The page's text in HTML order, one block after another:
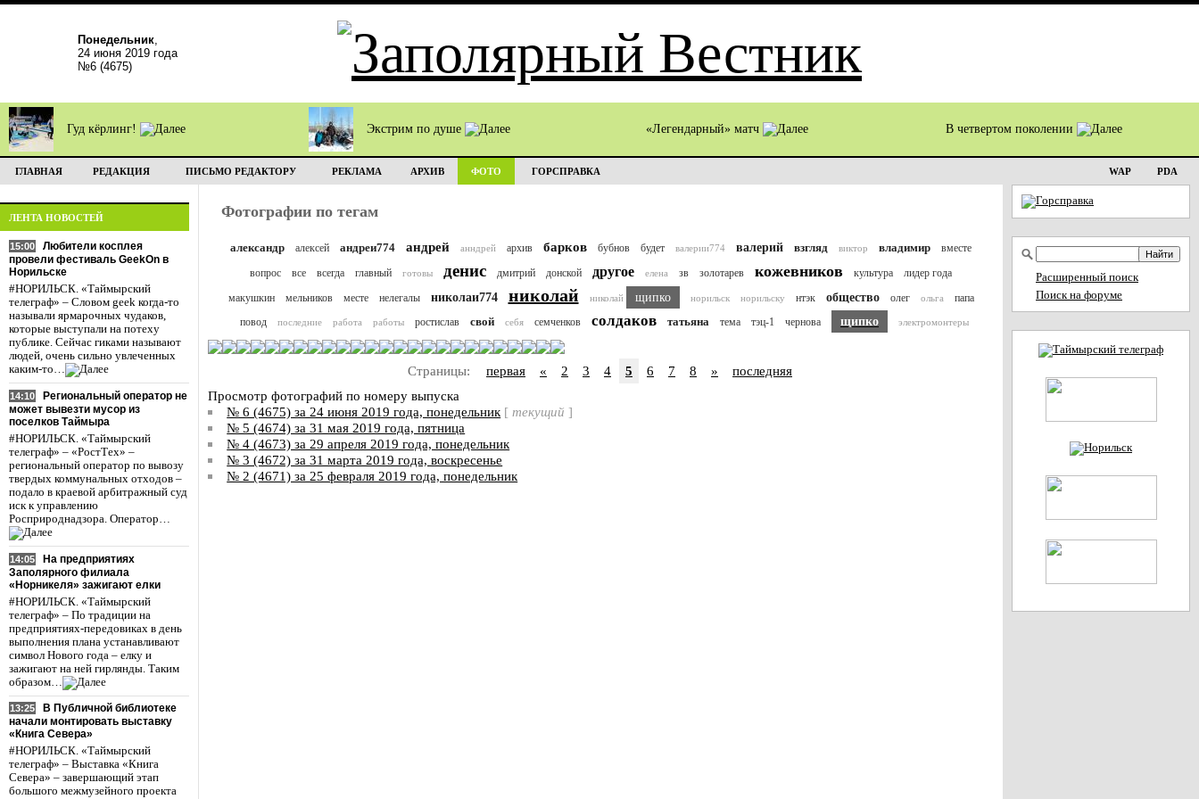
Понедельник,
24 июня 2019 года
№6 (4675)
Гуд кёрлинг! Экстрим по душе «Легендарный» матч В четвертом поколении
ГЛАВНАЯ РЕДАКЦИЯ ПИСЬМО РЕДАКТОРУ РЕКЛАМА АРХИВ ФОТО ГОРСПРАВКА WAP PDA
ЛЕНТА НОВОСТЕЙ
15:00
Любители косплея
провели фестиваль GeekOn в
Норильске
#НОРИЛЬСК. «Таймырский
телеграф» – Словом geek когда-то
называли ярмарочных чудаков,
которые выступали на потеху
публике. Сейчас гиками называют
людей, очень сильно увлеченных
каким-то…
14:10
Региональный оператор не
может вывезти мусор из
поселков Таймыра
#НОРИЛЬСК. «Таймырский
телеграф» – «РостТех» –
региональный оператор по вывозу
твердых коммунальных отходов –
подало в краевой арбитражный суд
иск к управлению
Росприроднадзора. Оператор…
14:05
На предприятиях
Заполярного филиала
«Норникеля» зажигают елки
#НОРИЛЬСК. «Таймырский
телеграф» – По традиции на
предприятиях-передовиках в день
выполнения плана устанавливают
символ Нового года – елку и
зажигают на ней гирлянды. Таким
образом…
13:25
В Публичной библиотеке
начали монтировать выставку
«Книга Севера»
#НОРИЛЬСК. «Таймырский
телеграф» – Выставка «Книга
Севера» – завершающий этап
большого межмузейного проекта
Фотографии по тегам
александр алексей андреи774 андрей анндрей архив барков бубнов будет валерии774 валерий взгляд виктор владимир
вместе
вопрос
все всегда главный готовы денис дмитрий донской другое елена зв золотарев кожевников культура
лидер года
макушкин
мельников месте нелегалы николаи774 николай николай щипко норильск норильску нтэк общество олег ольга
папа
повод
последние работа работы ростислав свой себя семченков солдаков татьяна тема тэц-1 чернова щипко электромонтеры
Страницы: первая « 2 3 4 5 6 7 8 »
последняя
Просмотр фотографий по номеру выпуска
№ 6 (4675) за 24 июня 2019 года, понедельник [ текущий ]
№ 5 (4674) за 31 мая 2019 года, пятница
№ 4 (4673) за 29 апреля 2019 года, понедельник
№ 3 (4672) за 31 марта 2019 года, воскресенье
№ 2 (4671) за 25 февраля 2019 года, понедельник
Расширенный поиск
Поиск на форуме